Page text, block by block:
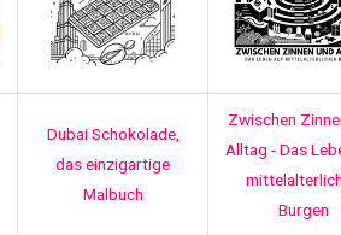
Dubai Schokolade,
das einzigartige
Malbuch
Zwischen
Alltag - Das
Burgen